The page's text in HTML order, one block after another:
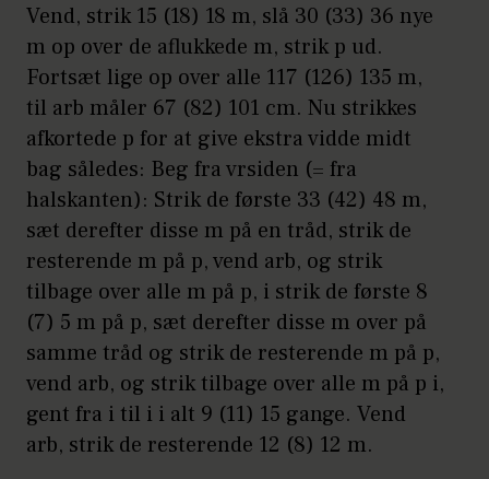
Vend, strik 15 (18) 18 m, slå 30 (33) 36 nye
m op over de aflukkede m, strik p ud.
Fortsæt lige op over alle 117 (126) 135 m,
til arb måler 67 (82) 101 cm. Nu strikkes
afkortede p for at give ekstra vidde midt
bag således: Beg fra vrsiden (= fra
halskanten): Strik de første 33 (42) 48 m,
sæt derefter disse m på en tråd, strik de
resterende m på p, vend arb, og strik
tilbage over alle m på p, i strik de første 8
(7) 5 m på p, sæt derefter disse m over på
samme tråd og strik de resterende m på p,
vend arb, og strik tilbage over alle m på p i,
gent fra i til i i alt 9 (11) 15 gange. Vend
arb, strik de resterende 12 (8) 12 m.